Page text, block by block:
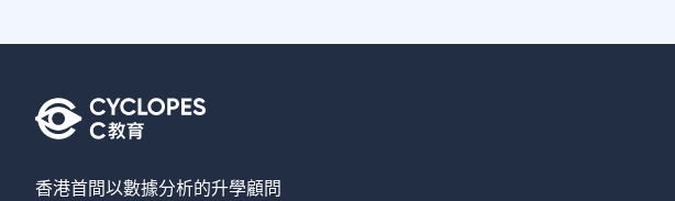
香港首間以數據分析的升學顧問